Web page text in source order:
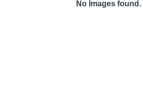
No Images found.